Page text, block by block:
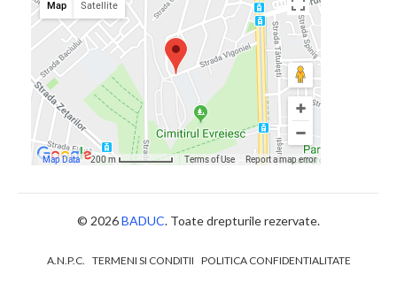
© 2026BADUC. Toate drepturile rezervate.
A.N.P.C. TERMENI SI CONDITII POLITICA CONFIDENTIALITATE